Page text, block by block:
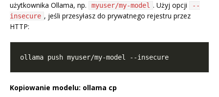
użytkownika Ollama, np.
myuser/my-model . Użyj opcji
--
insecure , jeśli przesyłasz do prywatnego rejestru przez
HTTP:
Kopiowanie modelu: ollama cp